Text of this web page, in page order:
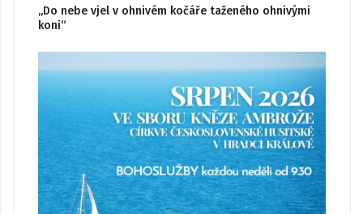
„Do nebe vjel v ohnivém kočáře taženého ohnivými
koni“